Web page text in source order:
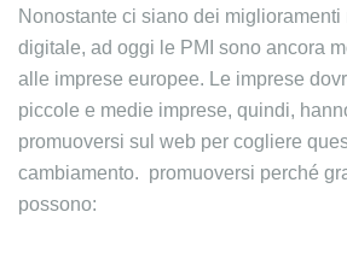
Nonostante ci siano dei miglioramenti
digitale, ad oggi le PMI sono ancora
alle imprese europee. Le imprese
piccole e medie imprese, quindi,
promuoversi sul web per cogliere
cambiamento. promuoversi perché
possono: